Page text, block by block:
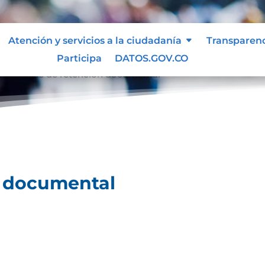
Atención y servicios a la ciudadanía
Participa
DATOS.GOV.CO